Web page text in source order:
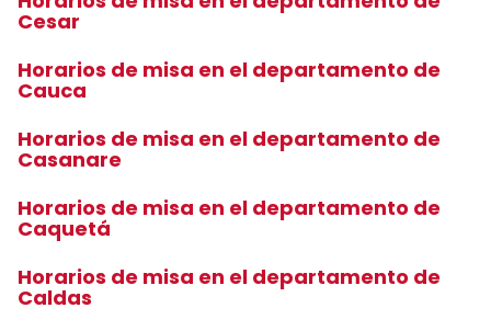
Cesar
Horarios de misa en el departamento de
Cauca
Horarios de misa en el departamento de
Casanare
Horarios de misa en el departamento de
Caquetá
Horarios de misa en el departamento de
Caldas